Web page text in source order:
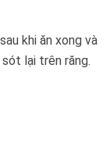
khi ăn xong và
lại trên răng.